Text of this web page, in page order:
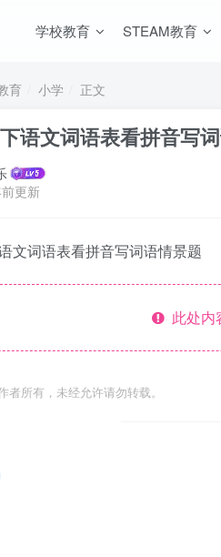
学校教育 STEAM教育
育 小学 正文
语文词语表看拼音写
更新
文词语表看拼音写词语情景题
此处内
者所有，未经允许请勿转载。